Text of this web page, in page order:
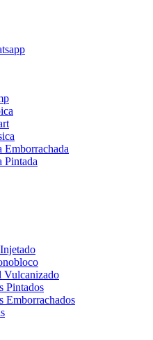
Pintada
Vulcanizado
Pintados
Emborrachados